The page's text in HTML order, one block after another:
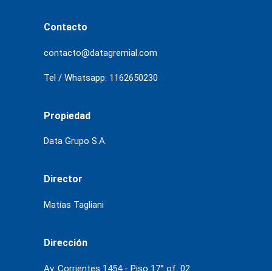
Contacto
contacto@datagremial.com
Tel / Whatsapp: 1162650230
Propiedad
Data Grupo S.A.
Director
Matías Tagliani
Dirección
Av. Corrientes 1454 - Piso 17° of. 02